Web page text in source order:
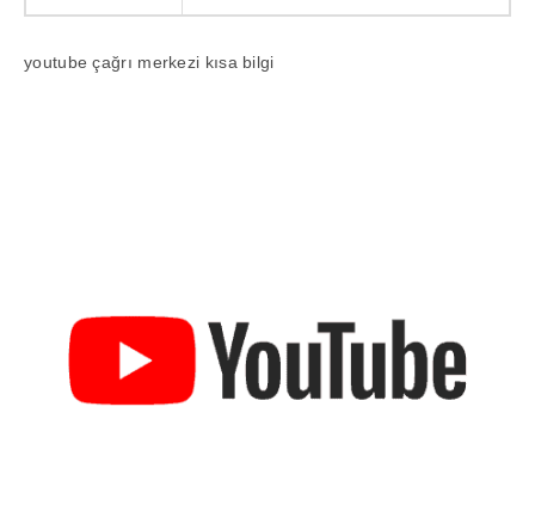
youtube çağrı merkezi kısa bilgi